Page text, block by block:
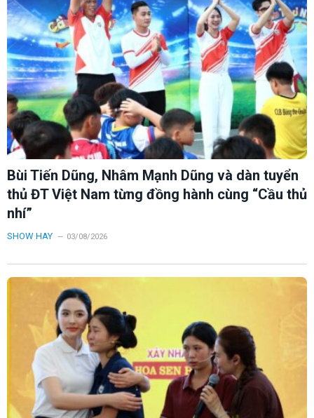
Bùi Tiến Dũng, Nhâm Mạnh Dũng và dàn tuyển
thủ ĐT Việt Nam từng đồng hành cùng “Cầu thủ
nhí”
SHOW HAY 03/08/2026